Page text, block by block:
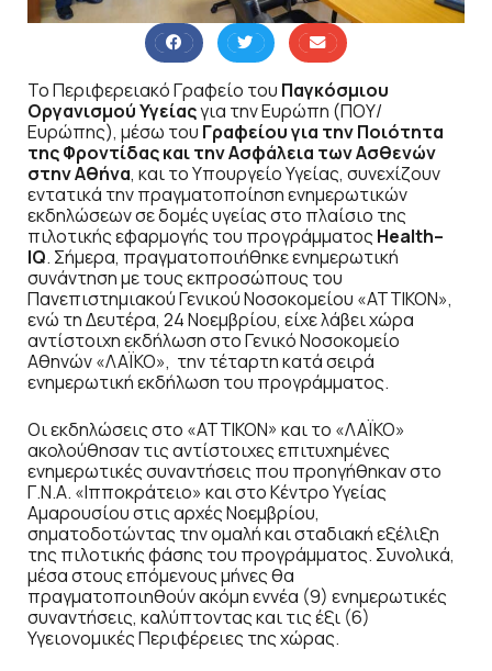
Το Περιφερειακό Γραφείο του Παγκόσμιου
Οργανισμού Υγείαςγια την Ευρώπη (ΠΟΥ/
Ευρώπης), μέσω του Γραφείου για την Ποιότητα
της Φροντίδας και την Ασφάλεια των Ασθενών
στην Αθήνα, και το Υπουργείο Υγείας, συνεχίζουν
εντατικά την πραγματοποίηση ενημερωτικών
εκδηλώσεων σε δομές υγείας στο πλαίσιο της
πιλοτικής εφαρμογής του προγράμματος Health–
IQ. Σήμερα, πραγματοποιήθηκε ενημερωτική
συνάντηση με τους εκπροσώπους του
Πανεπιστημιακού Γενικού Νοσοκομείου «ΑΤΤΙΚΟΝ»,
ενώ τη Δευτέρα, 24 Νοεμβρίου, είχε λάβει χώρα
αντίστοιχη εκδήλωση στο Γενικό Νοσοκομείο
Αθηνών «ΛΑΪΚΟ», την τέταρτη κατά σειρά
ενημερωτική εκδήλωση του προγράμματος.
Οι εκδηλώσεις στο «ATTIKON» και το «ΛΑΪΚΟ»
ακολούθησαν τις αντίστοιχες επιτυχημένες
ενημερωτικές συναντήσεις που προηγήθηκαν στο
Γ.Ν.Α. «Ιπποκράτειο» και στο Κέντρο Υγείας
Αμαρουσίου στις αρχές Νοεμβρίου,
σηματοδοτώντας την ομαλή και σταδιακή εξέλιξη
της πιλοτικής φάσης του προγράμματος. Συνολικά,
μέσα στους επόμενους μήνες θα
πραγματοποιηθούν ακόμη εννέα (9) ενημερωτικές
συναντήσεις, καλύπτοντας και τις έξι (6)
Υγειονομικές Περιφέρειες της χώρας.